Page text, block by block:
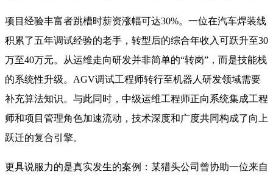
项目经验丰富者跳槽时薪资涨幅可达30%。一位在汽车焊装线
积累了五年调试经验的老手，转型后的综合年收入可跃升至30
万至40万元。从运维走向研发并非简单的“转岗”，而是技能栈
的系统性升级。AGV调试工程师转行至机器人研发领域需要
补充算法知识。与此同时，中级运维工程师正向系统集成工程
师和项目管理角色加速流动，技术深度和广度共同构成了向上
跃迁的复合引擎。
更具说服力的是真实发生的案例：某猎头公司曾协助一位来自